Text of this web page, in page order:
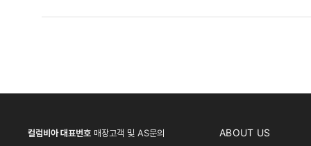
컬럼비아 대표번호 매장고객 및 AS문의 ABOUT US